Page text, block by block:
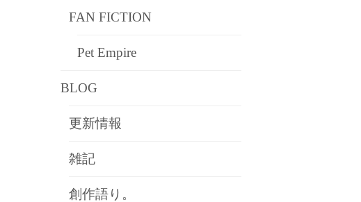
FAN FICTION
Pet Empire
BLOG
更新情報
雑記
創作語り。